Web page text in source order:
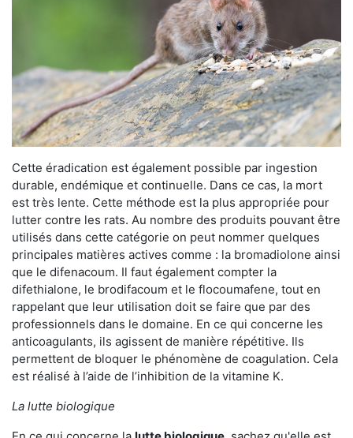
Cette éradication est également possible par ingestion
durable, endémique et continuelle. Dans ce cas, la mort
est très lente. Cette méthode est la plus appropriée pour
lutter contre les rats. Au nombre des produits pouvant être
utilisés dans cette catégorie on peut nommer quelques
principales matières actives comme : la bromadiolone ainsi
que le difenacoum. Il faut également compter la
difethialone, le brodifacoum et le flocoumafene, tout en
rappelant que leur utilisation doit se faire que par des
professionnels dans le domaine. En ce qui concerne les
anticoagulants, ils agissent de manière répétitive. Ils
permettent de bloquer le phénomène de coagulation. Cela
est réalisé à l’aide de l’inhibition de la vitamine K.
La lutte biologique